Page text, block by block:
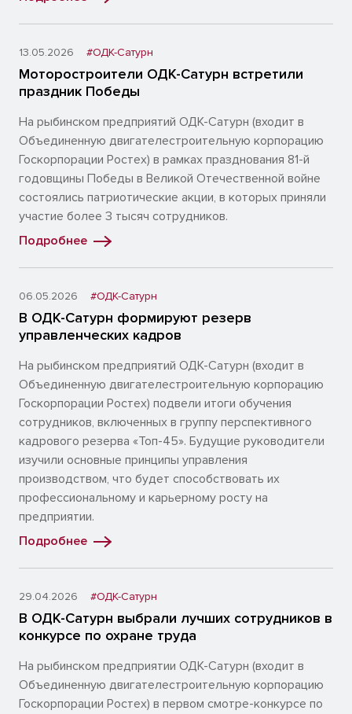
13.05.2026 #ОДК-Сатурн
Моторостроители ОДК-Сатурн встретили
праздник Победы
На рыбинском предприятий ОДК-Сатурн (входит в
Объединенную двигателестроительную корпорацию
Госкорпорации Ростех) в рамках празднования 81-й
годовщины Победы в Великой Отечественной войне
состоялись патриотические акции, в которых приняли
участие более 3 тысяч сотрудников.
Подробнее
06.05.2026 #ОДК-Сатурн
В ОДК-Сатурн формируют резерв
управленческих кадров
На рыбинском предприятий ОДК-Сатурн (входит в
Объединенную двигателестроительную корпорацию
Госкорпорации Ростех) подвели итоги обучения
сотрудников, включенных в группу перспективного
кадрового резерва «Топ-45». Будущие руководители
изучили основные принципы управления
производством, что будет способствовать их
профессиональному и карьерному росту на
предприятии.
Подробнее
29.04.2026 #ОДК-Сатурн
В ОДК-Сатурн выбрали лучших сотрудников в
конкурсе по охране труда
На рыбинском предприятии ОДК-Сатурн (входит в
Объединенную двигателестроительную корпорацию
Госкорпорации Ростех) в первом смотре-конкурсе по